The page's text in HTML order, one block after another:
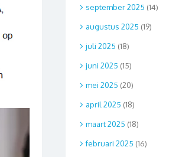
september 2025 (14)
augustus 2025 (19)
juli 2025 (18)
juni 2025 (15)
mei 2025 (20)
april 2025 (18)
maart 2025 (18)
februari 2025 (16)